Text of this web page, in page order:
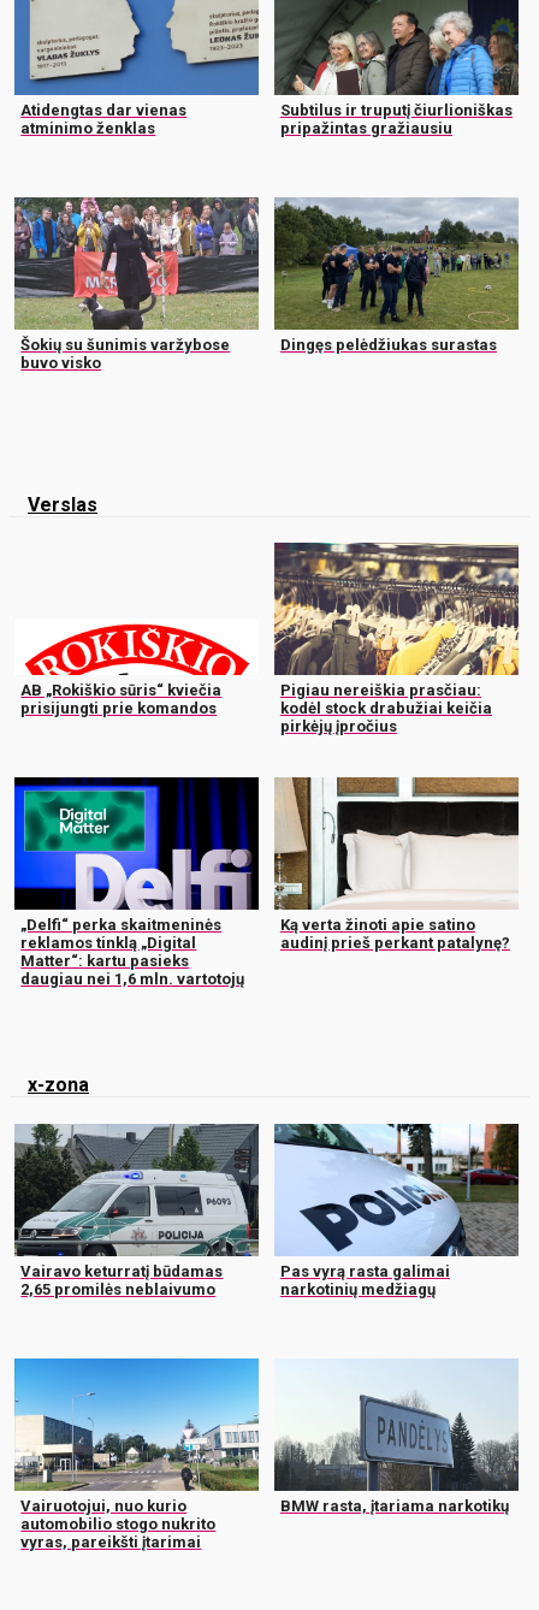
Atidengtas dar vienas
atminimo ženklas
Subtilus ir truputį čiurlioniškas
pripažintas gražiausiu
Šokių su šunimis varžybose
buvo visko
Dingęs pelėdžiukas surastas
Verslas
AB „Rokiškio sūris“ kviečia
prisijungti prie komandos
Pigiau nereiškia prasčiau:
kodėl stock drabužiai keičia
pirkėjų įpročius
„Delfi“ perka skaitmeninės
reklamos tinklą „Digital
Matter“: kartu pasieks
daugiau nei 1,6 mln. vartotojų
Ką verta žinoti apie satino
audinį prieš perkant patalynę?
x-zona
Vairavo keturratį būdamas
2,65 promilės neblaivumo
Pas vyrą rasta galimai
narkotinių medžiagų
Vairuotojui, nuo kurio
automobilio stogo nukrito
vyras, pareikšti įtarimai
BMW rasta, įtariama narkotikų